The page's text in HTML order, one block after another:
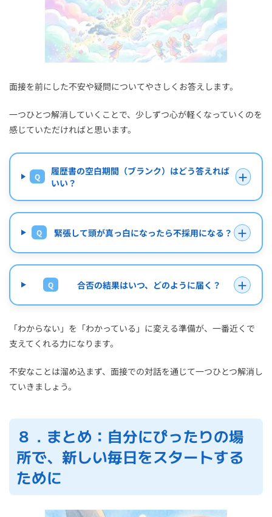
面接を前にした不安や疑問についてやさしくお答えします。
一つひとつ解消していくことで、少しずつ心が軽くなっていくのを
感じていただければと思います。
Q
履歴書の空白期間（ブランク）はどう答えれば
いい？
＋
Q 緊張して頭が真っ白になったら不採用になる？ ＋
Q 合否の結果はいつ、どのように届く？ ＋
「わからない」を「わかっている」に変える準備が、一番近くで
支えてくれる力になります。
不安なことは溜め込まず、面接での対話を通じて一つひとつ解消し
ていきましょう。
８．まとめ：自分にぴったりの場
所で、新しい毎日をスタートする
ために